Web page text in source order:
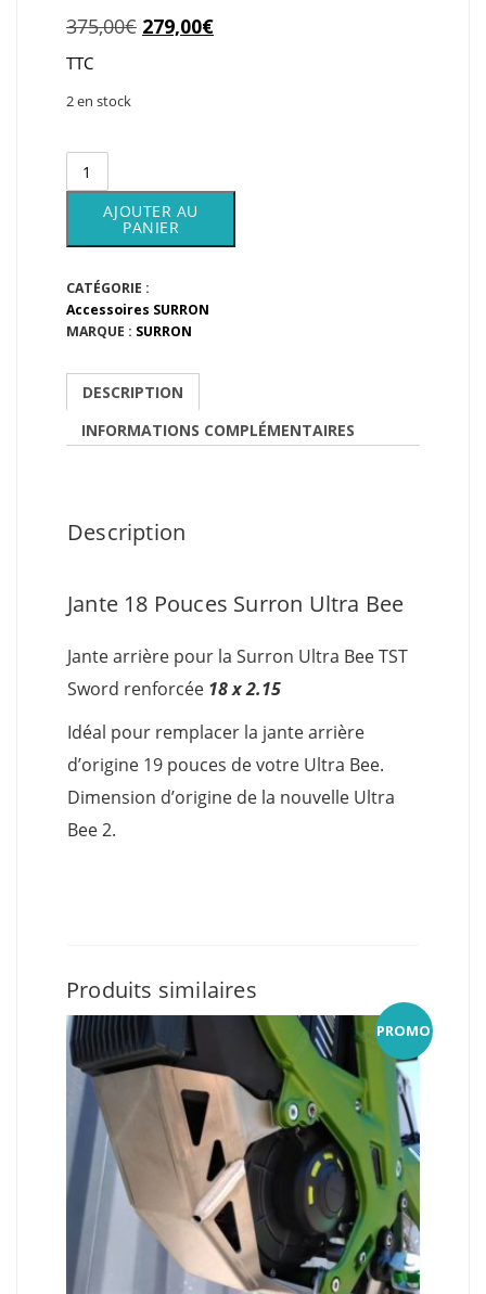
375,00€ Le
279,00€Le
TTC
2 en stock
Pouces
Ultra
Bee
AJOUTER AU
PANIER
CATÉGORIE :
Accessoires SURRON
MARQUE : SURRON
DESCRIPTION
INFORMATIONS COMPLÉMENTAIRES
Description
Jante 18 Pouces Surron Ultra Bee
Jante arrière pour la Surron Ultra Bee TST
Sword renforcée 18 x 2.15
Idéal pour remplacer la jante arrière
d’origine 19 pouces de votre Ultra Bee.
Dimension d’origine de la nouvelle Ultra
Bee 2.
Produits similaires
PROMO